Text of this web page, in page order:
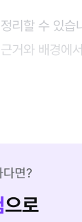
리할 수 있습
거와 배경에
다면?
으로